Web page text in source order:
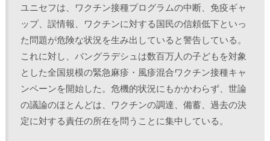
ユニセフは、ワクチン接種プログラムの中断、免疫ギャ
ップ、誤情報、ワクチンに対する国民の信頼低下といっ
た問題が危険な状況を生み出していると警告している。
これに対し、バングラデシュは数百万人の子どもを対象
とした全国規模の緊急麻疹・風疹混合ワクチン接種キャ
ンペーンを開始した。危機的状況にもかかわらず、世論
の議論のほとんどは、ワクチンの調達、備蓄、過去の決
定に対する責任の所在を問うことに集中している。